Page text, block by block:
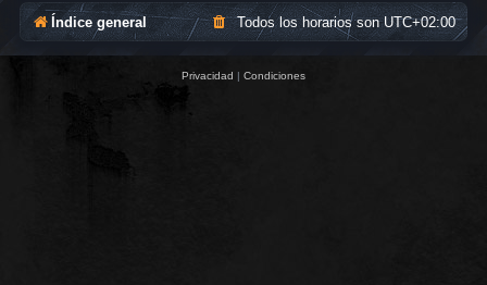
Índice general Todos los horarios sonUTC+02:00
Privacidad | Condiciones